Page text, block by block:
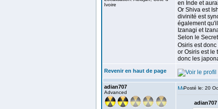
Ivoire
en Inde et
Or Shiva est
divinité est
également
Izanagi et
Selon le
Osiris est
or Osiris est le
donc les
Revenir en haut de page
adian707
Advanced
Posté le: 20